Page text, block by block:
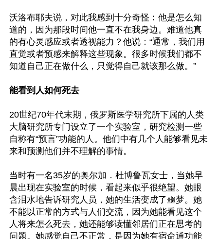
沃洛布耶夫说，对此我感到十分奇怪︰他是怎么知
道的，因为那段时间他一直不在我身边。难道他真
的有心灵感应或者透视能力？他说：“通常，我们用
直觉或者预感来解释这些现象。很多时候我们都不
知道自己正在做什么，只觉得自己就该那么做。”
能看到人如何死去
20世纪70年代末期，俄罗斯医学研究所下属的人类
大脑研究所专门设立了一个实验室，研究检测一些
自称有“预言”功能的人。他们中有几个人能够看见未
来和预测他们并不理解的事情。
当时有一名35岁的奥尔加．杜博鲁瓦女士，当她早
晨出现在实验室的时候，看起来似乎很绝望。她眼
含泪水地告诉研究人员，她的生活变成了噩梦。她
不能以正常的方式与人们交流，因为她能看见这个
人将来怎么死去，她还能够读懂邻居们正在思考的
问题。她感觉自己不正常，是因为她有宿命通功能